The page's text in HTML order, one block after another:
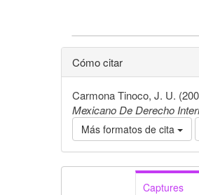
Cómo citar
Carmona Tinoco, J. U.
Mexicano De Derecho
Más formatos de cita
Captures